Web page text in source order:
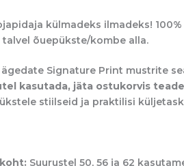
külmadeks ilmadeks!
õuepükste/kombe alla.
Signature Print mustrite
kasutada, jäta ostukorvis
stiilseid ja praktilisi
Suurustel 50, 56 ja 62